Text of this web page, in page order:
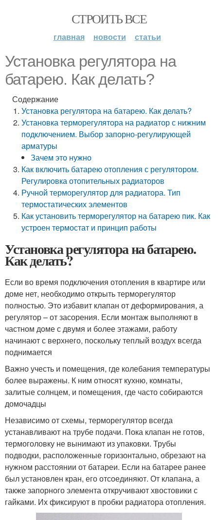
СТРОИТЬ ВСЕ
главная новости статьи
Установка регулятора на
батарею. Как делать?
Содержание
Установка регулятора на батарею. Как делать?
Установка терморегулятора на радиатор с нижним
подключением. Выбор запорно-регулирующей
арматуры
Зачем это нужно
Как включить батарею отопления с регулятором.
Регулировка отопительных радиаторов
Ручной терморегулятор для радиатора. Тип
термостатических элементов
Как установить терморегулятор на батарею пик. Как
устроен термостат и принцип работы
Установка регулятора на батарею.
Как делать?
Если во время подключения отопления в квартире или
доме нет, необходимо открыть терморегулятор
полностью. Это избавит клапан от деформирования, а
регулятор – от засорения. Если монтаж выполняют в
частном доме с двумя и более этажами, работу
начинают с верхнего, поскольку теплый воздух всегда
поднимается
Важно учесть и помещения, где колебания температуры
более выражены. К ним относят кухню, комнаты,
залитые солнцем, и помещения, где часто собираются
домочадцы
Независимо от схемы, терморегулятор всегда
устанавливают на трубе подачи. Пока клапан не готов,
термоголовку не вынимают из упаковки. Трубы
подводки, расположенные горизонтально, обрезают на
нужном расстоянии от батареи. Если на батарее ранее
был установлен кран, его отсоединяют. От клапана, а
также запорного элемента откручивают хвостовики с
гайками. Их фиксируют в пробки радиатора отопления.